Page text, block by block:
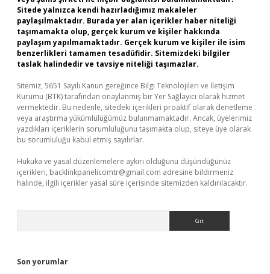
Sitede yalnızca kendi hazırladığımız makaleler
paylaşılmaktadır. Burada yer alan içerikler haber niteliği
taşımamakta olup, gerçek kurum ve kişiler hakkında
paylaşım yapılmamaktadır. Gerçek kurum ve kişiler ile isim
benzerlikleri tamamen tesadüfidir. Sitemizdeki bilgiler
taslak halindedir ve tavsiye niteliği taşımazlar.
Sitemiz, 5651 Sayılı Kanun gereğince Bilgi Teknolojileri ve İletişim
Kurumu (BTK) tarafından onaylanmış bir Yer Sağlayıcı olarak hizmet
vermektedir. Bu nedenle, sitedeki içerikleri proaktif olarak denetleme
veya araştırma yükümlülüğümüz bulunmamaktadır. Ancak, üyelerimiz
yazdıkları içeriklerin sorumluluğunu taşımakta olup, siteye üye olarak
bu sorumluluğu kabul etmiş sayılırlar.
Hukuka ve yasal düzenlemelere aykırı olduğunu düşündüğünüz
içerikleri, backlinkpanelicomtr@gmail.com adresine bildirmeniz
halinde, ilgili içerikler yasal süre içerisinde sitemizden kaldırılacaktır.
Son yorumlar